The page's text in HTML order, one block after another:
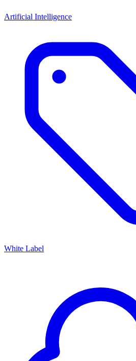
Artificial Intelligence
White Label